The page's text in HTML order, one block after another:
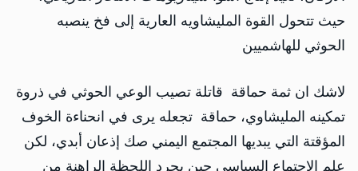
حيث تتحول القوة المليشاويه العارية إلى فخ ينصبه
الحوثي للهاشميين
لاشك ان ثمة حماقة قاتلة تصيب الوعي الحوثي في ذروة
تمكينه المليشاوي، حماقة تجعله يرى في انحناءة الخوف
المؤقتة التي يبديها المجتمع اليمني صك إذعان أبدي، لكن
علم الاجتماع السياسي حين يجرد اللحظة الراهنة من